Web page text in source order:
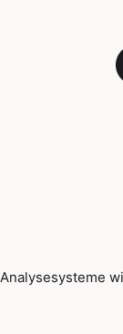
Analysesysteme